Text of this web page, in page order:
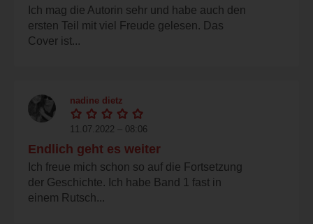
Ich mag die Autorin sehr und habe auch den
ersten Teil mit viel Freude gelesen. Das
Cover ist...
nadine dietz
11.07.2022 – 08:06
Endlich geht es weiter
Ich freue mich schon so auf die Fortsetzung
der Geschichte. Ich habe Band 1 fast in
einem Rutsch...